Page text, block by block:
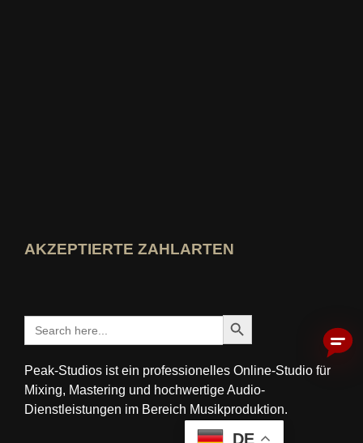
AKZEPTIERTE ZAHLARTEN
Search
for:
Search Button
Peak-Studios ist ein professionelles Online-Studio für
Mixing, Mastering und hochwertige Audio-
Dienstleistungen im Bereich Musikproduktion.
DE